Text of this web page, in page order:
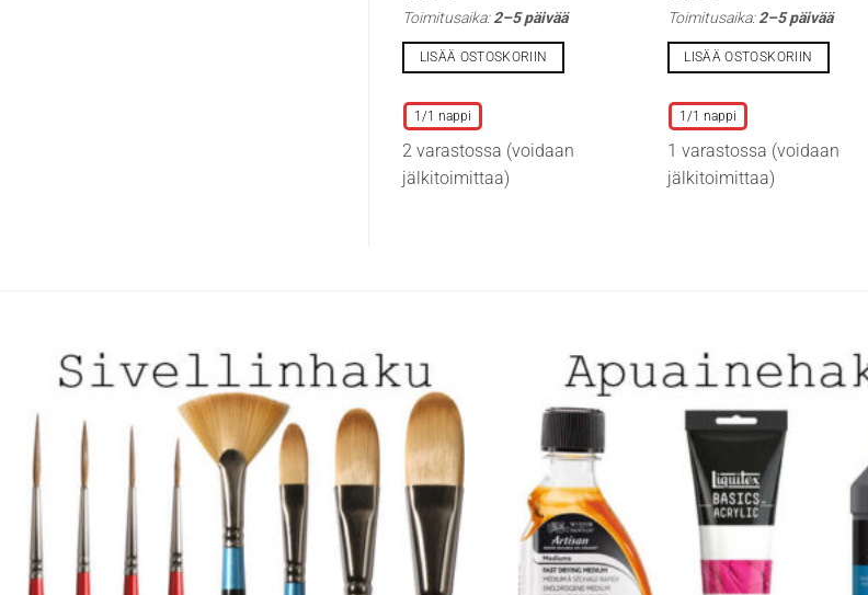
Toimitusaika:2–5 päivää
LISÄÄ OSTOSKORIIN
tuotteella
on
useampi
muunnelma.
1/1 nappi
2 varastossa (voidaan
jälkitoimittaa)
Toimitusaika:2–5 päivää
LISÄÄ OSTOSKORIIN
tuotteella
on
useampi
muunnelma.
1/1 nappi
1 varastossa (voidaan
jälkitoimittaa)